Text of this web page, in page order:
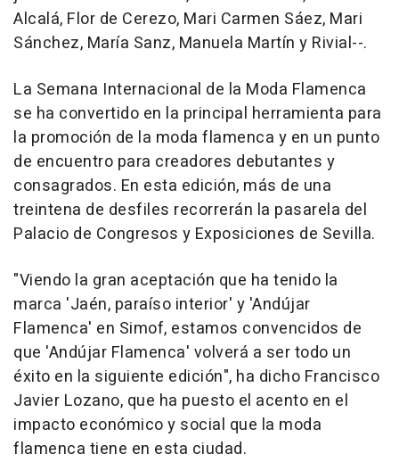
Alcalá, Flor de Cerezo, Mari Carmen Sáez, Mari
Sánchez, María Sanz, Manuela Martín y Rivial--.
La Semana Internacional de la Moda Flamenca
se ha convertido en la principal herramienta para
la promoción de la moda flamenca y en un punto
de encuentro para creadores debutantes y
consagrados. En esta edición, más de una
treintena de desfiles recorrerán la pasarela del
Palacio de Congresos y Exposiciones de Sevilla.
"Viendo la gran aceptación que ha tenido la
marca 'Jaén, paraíso interior' y 'Andújar
Flamenca' en Simof, estamos convencidos de
que 'Andújar Flamenca' volverá a ser todo un
éxito en la siguiente edición", ha dicho Francisco
Javier Lozano, que ha puesto el acento en el
impacto económico y social que la moda
flamenca tiene en esta ciudad.